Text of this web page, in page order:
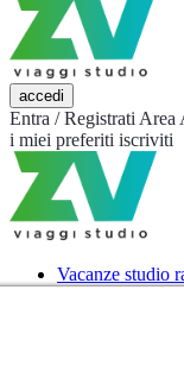
accedi
Entra / Registrati Area
i miei preferiti iscriviti
Vacanze studio